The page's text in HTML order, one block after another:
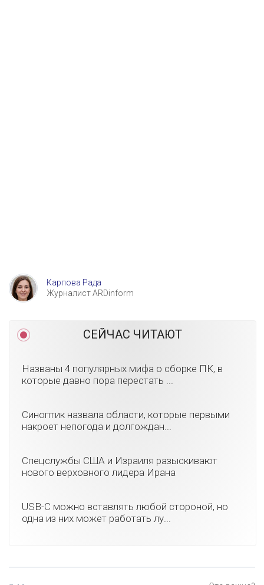
Карпова Рада
Журналист ARDinform
СЕЙЧАС ЧИТАЮТ
Названы 4 популярных мифа о сборке ПК, в
которые давно пора перестать ...
Синоптик назвала области, которые первыми
накроет непогода и долгождан...
Спецслужбы США и Израиля разыскивают
нового верховного лидера Ирана
USB-C можно вставлять любой стороной, но
одна из них может работать лу...